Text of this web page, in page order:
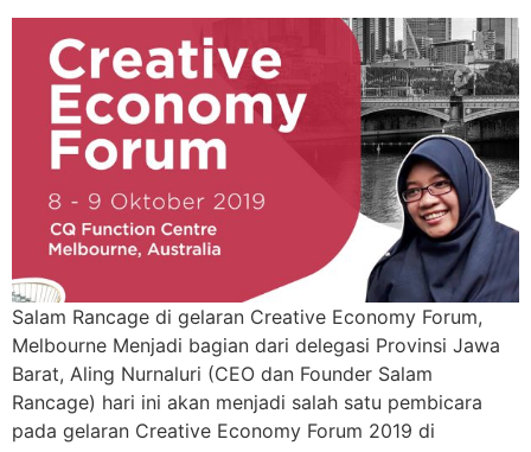
Salam Rancage di gelaran Creative Economy Forum,
Melbourne Menjadi bagian dari delegasi Provinsi Jawa
Barat, Aling Nurnaluri (CEO dan Founder Salam
Rancage) hari ini akan menjadi salah satu pembicara
pada gelaran Creative Economy Forum 2019 di